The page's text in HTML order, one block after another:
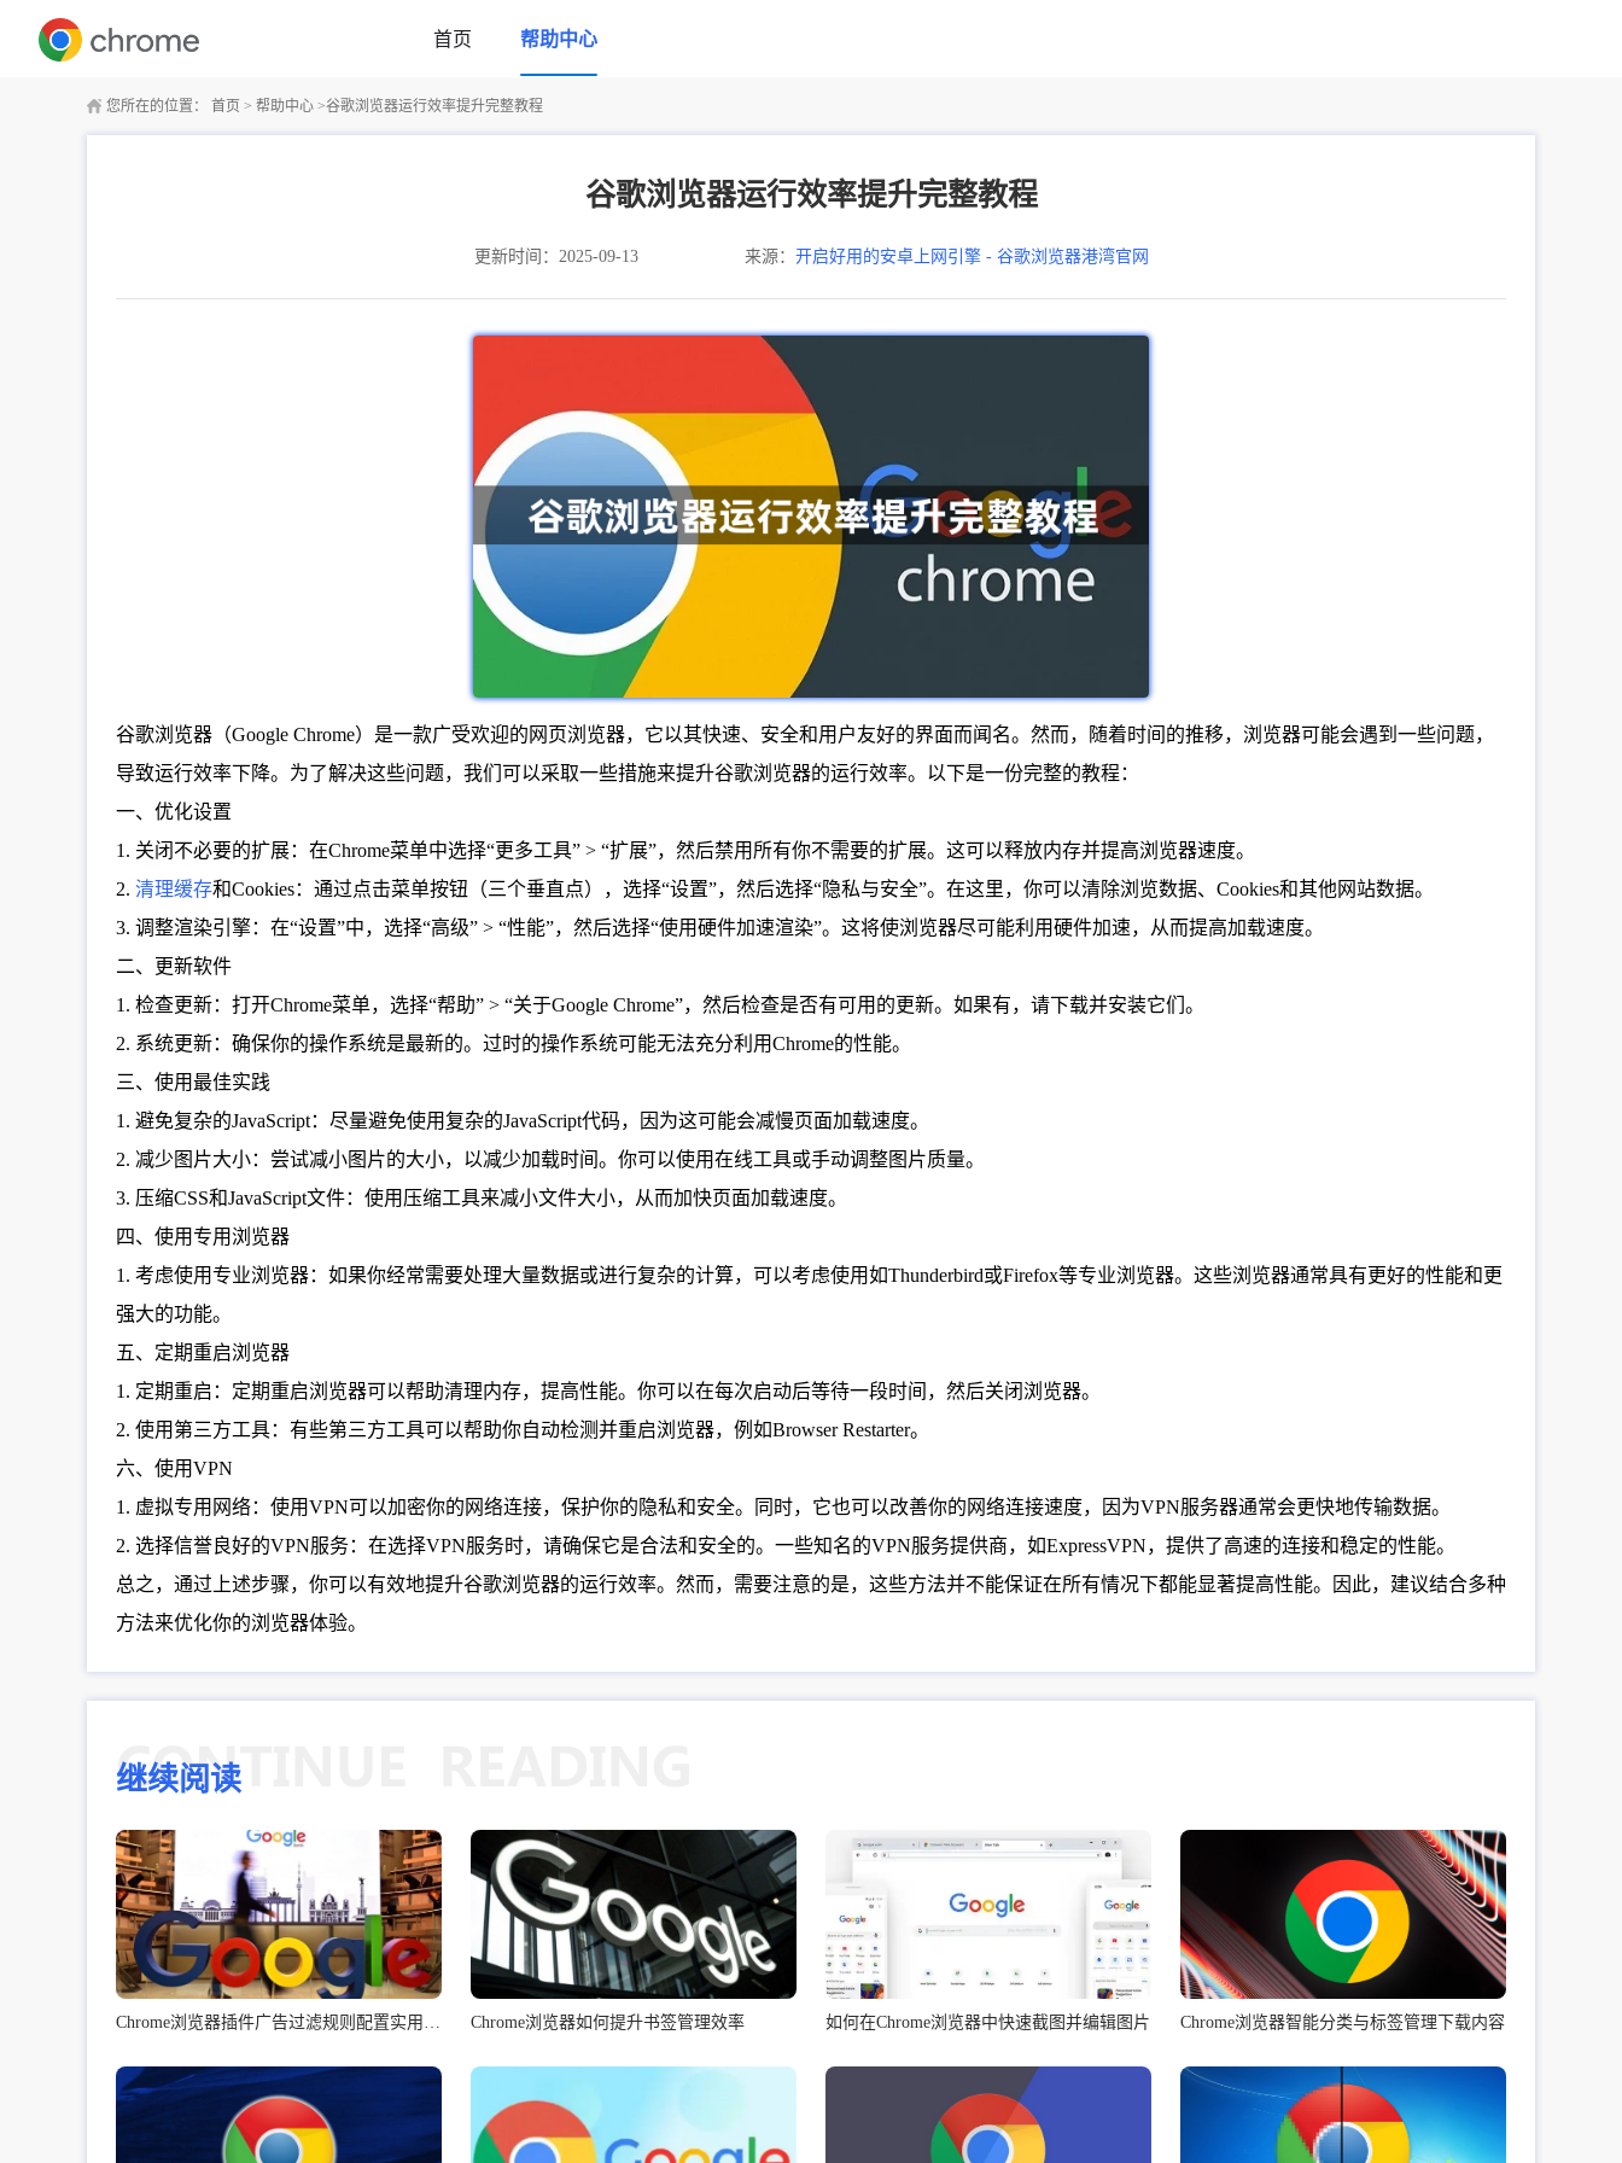
首页 帮助中心
您所在的位置： 首页 > 帮助中心 >谷歌浏览器运行效率提升完整教程
谷歌浏览器运行效率提升完整教程
更新时间：2025-09-13 来源： 开启好用的安卓上网引擎 - 谷歌浏览器港湾官网
谷歌浏览器（Google Chrome）是一款广受欢迎的网页浏览器，它以其快速、安全和用户友好的界面而闻名。然而，随着时间的推移，浏览器可能会遇到一些问题，
导致运行效率下降。为了解决这些问题，我们可以采取一些措施来提升谷歌浏览器的运行效率。以下是一份完整的教程：
一、优化设置
1. 关闭不必要的扩展：在Chrome菜单中选择“更多工具” > “扩展”，然后禁用所有你不需要的扩展。这可以释放内存并提高浏览器速度。
2. 清理缓存和Cookies：通过点击菜单按钮（三个垂直点），选择“设置”，然后选择“隐私与安全”。在这里，你可以清除浏览数据、Cookies和其他网站数据。
3. 调整渲染引擎：在“设置”中，选择“高级” > “性能”，然后选择“使用硬件加速渲染”。这将使浏览器尽可能利用硬件加速，从而提高加载速度。
二、更新软件
1. 检查更新：打开Chrome菜单，选择“帮助” > “关于Google Chrome”，然后检查是否有可用的更新。如果有，请下载并安装它们。
2. 系统更新：确保你的操作系统是最新的。过时的操作系统可能无法充分利用Chrome的性能。
三、使用最佳实践
1. 避免复杂的JavaScript：尽量避免使用复杂的JavaScript代码，因为这可能会减慢页面加载速度。
2. 减少图片大小：尝试减小图片的大小，以减少加载时间。你可以使用在线工具或手动调整图片质量。
3. 压缩CSS和JavaScript文件：使用压缩工具来减小文件大小，从而加快页面加载速度。
四、使用专用浏览器
1. 考虑使用专业浏览器：如果你经常需要处理大量数据或进行复杂的计算，可以考虑使用如Thunderbird或Firefox等专业浏览器。这些浏览器通常具有更好的性能和更
强大的功能。
五、定期重启浏览器
1. 定期重启：定期重启浏览器可以帮助清理内存，提高性能。你可以在每次启动后等待一段时间，然后关闭浏览器。
2. 使用第三方工具：有些第三方工具可以帮助你自动检测并重启浏览器，例如Browser Restarter。
六、使用VPN
1. 虚拟专用网络：使用VPN可以加密你的网络连接，保护你的隐私和安全。同时，它也可以改善你的网络连接速度，因为VPN服务器通常会更快地传输数据。
2. 选择信誉良好的VPN服务：在选择VPN服务时，请确保它是合法和安全的。一些知名的VPN服务提供商，如ExpressVPN，提供了高速的连接和稳定的性能。
总之，通过上述步骤，你可以有效地提升谷歌浏览器的运行效率。然而，需要注意的是，这些方法并不能保证在所有情况下都能显著提高性能。因此，建议结合多种
方法来优化你的浏览器体验。
继续阅读
Chrome浏览器插件广告过滤规则配置实用教程 Chrome浏览器如何提升书签管理效率 如何在Chrome浏览器中快速截图并编辑图片 Chrome浏览器智能分类与标签管理下载内容